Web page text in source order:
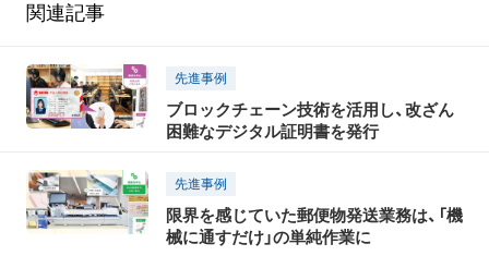
関連記事
先進事例
ブロックチェーン技術を活用し、改ざん
困難なデジタル証明書を発行
先進事例
限界を感じていた郵便物発送業務は、「機
械に通すだけ」の単純作業に